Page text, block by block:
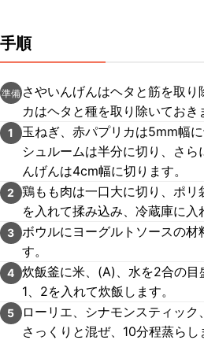
手順
準備 さやいんげんはヘタと筋を取り
カはヘタと種を取り除いておき
1
玉ねぎ、赤パプリカは5mm幅
シュルームは半分に切り、さ
んげんは4cm幅に切ります。
2
鶏もも肉は一口大に切り、ポ
を入れて揉み込み、冷蔵庫に入
3 ボウルにヨーグルトソースの材
す。
4 炊飯釜に米、(A)、水を2合の目
1、2を入れて炊飯します。
5
ローリエ、シナモンスティック
さっくりと混ぜ、10分程蒸らし